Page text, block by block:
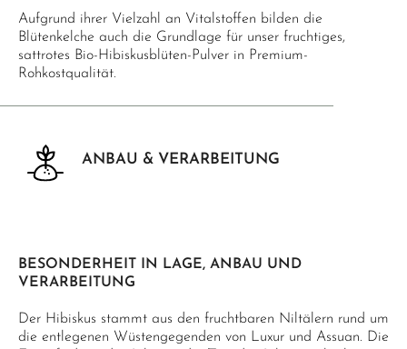
Aufgrund ihrer Vielzahl an Vitalstoffen bilden die
Blütenkelche auch die Grundlage für unser fruchtiges,
sattrotes Bio-Hibiskusblüten-Pulver in Premium-
Rohkostqualität.
ANBAU & VERARBEITUNG
BESONDERHEIT IN LAGE, ANBAU UND
VERARBEITUNG
Der Hibiskus stammt aus den fruchtbaren Niltälern rund um
die entlegenen Wüstengegenden von Luxur und Assuan. Die